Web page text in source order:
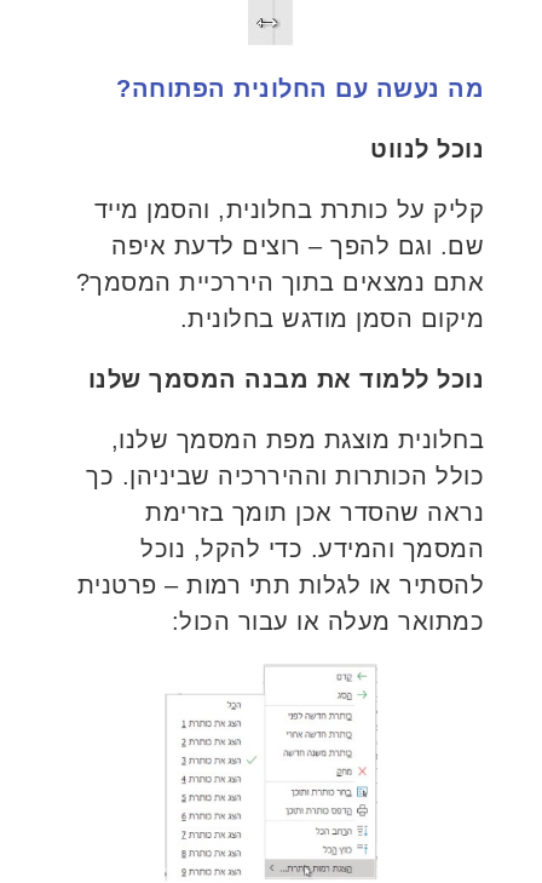
מה נעשה עם החלונית הפתוחה?
נוכל לנווט
קליק על כותרת בחלונית, והסמן מייד
שם. וגם להפך – רוצים לדעת איפה
אתם נמצאים בתוך היררכיית המסמך?
מיקום הסמן מודגש בחלונית.
נוכל ללמוד את מבנה המסמך שלנו
בחלונית מוצגת מפת המסמך שלנו,
כולל הכותרות וההיררכיה שביניהן. כך
נראה שהסדר אכן תומך בזרימת
המסמך והמידע. כדי להקל, נוכל
להסתיר או לגלות תתי רמות – פרטנית
כמתואר מעלה או עבור הכול: